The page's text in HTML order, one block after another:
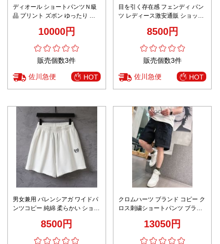
ディオール ショートパンツＮ級
品 プリント ズボン ゆったり パ
10000円
販売個数3件
佐川急便 HOT
目を引く存在感 フェンディ パン
ツ レディース激安通販 ショット
ファッション 多い色可選 ホワイ
8500円
販売個数3件
佐川急便 HOT
男女兼用 バレンシアガ ワイドパ
ンツコピー 純綿 柔らかい ショッ
8500円
クロムハーツ ブランド コピー ク
ロス刺繍ショートパンツ ブラッ
13050円